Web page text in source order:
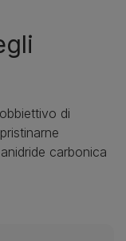
di
carbonica